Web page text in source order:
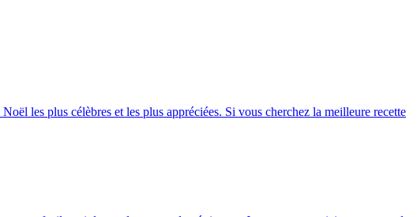
les plus célèbres et les plus appréciées. Si vous cherchez la meilleure recette